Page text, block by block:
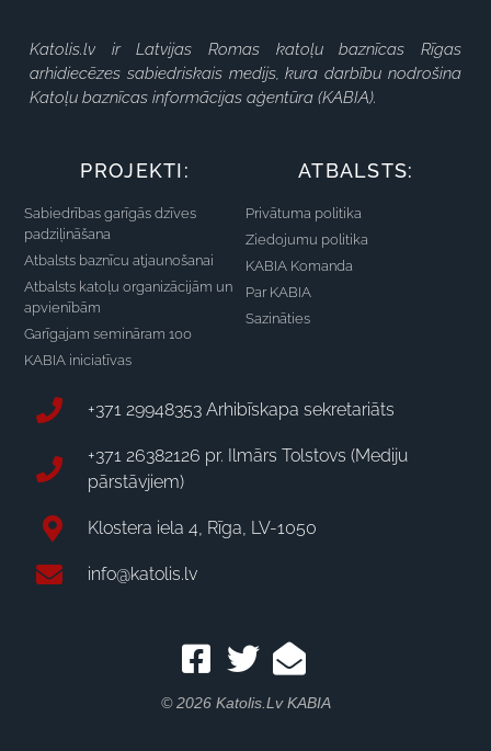
Katolis.lv ir Latvijas Romas katoļu baznīcas Rīgas
arhidiecēzes sabiedriskais medijs, kura darbību nodrošina
Katoļu baznīcas informācijas aģentūra (KABIA).
PROJEKTI:
Sabiedrības garīgās dzīves
padziļināšana
Atbalsts baznīcu atjaunošanai
Atbalsts katoļu organizācijām un
apvienībām
Garīgajam semināram 100
KABIA iniciatīvas
ATBALSTS:
Privātuma politika
Ziedojumu politika
KABIA Komanda
Par KABIA
Sazināties
+371 29948353 Arhibīskapa sekretariāts
+371 26382126 pr. Ilmārs Tolstovs (Mediju
pārstāvjiem)
Klostera iela 4, Rīga, LV-1050
info@katolis.lv
© 2026 Katolis.lv KABIA